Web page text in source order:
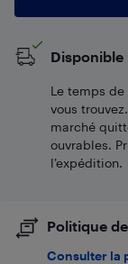
Le temps
vous
marché
ouvrables.
l’expédition.
Politique
Consulter la